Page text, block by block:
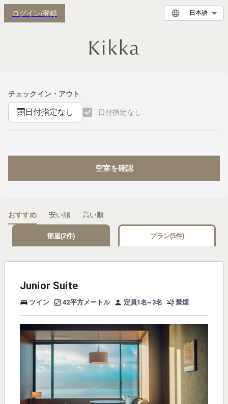
ログイン/登録 日本語
チェックイン・アウト
日付指定なし 日付指定なし
空室を確認
部屋(2件) プラン(5件)
おすすめ 安い順 高い順
Junior Suite
ツイン 42平方メートル 定員1名~3名 禁煙